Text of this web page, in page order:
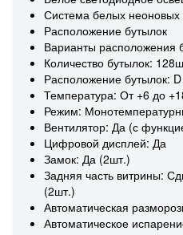
Система белых
Расположение бутылок
Варианты расположения
Количество бутылок:
Расположение бутылок:
Температура: От +6 до
Режим:
Вентилятор: Да (с
Цифровой дисплей: Да
Замок: Да (2шт.)
Задняя часть витрины:
(2шт.)
Автоматическая
Автоматическое